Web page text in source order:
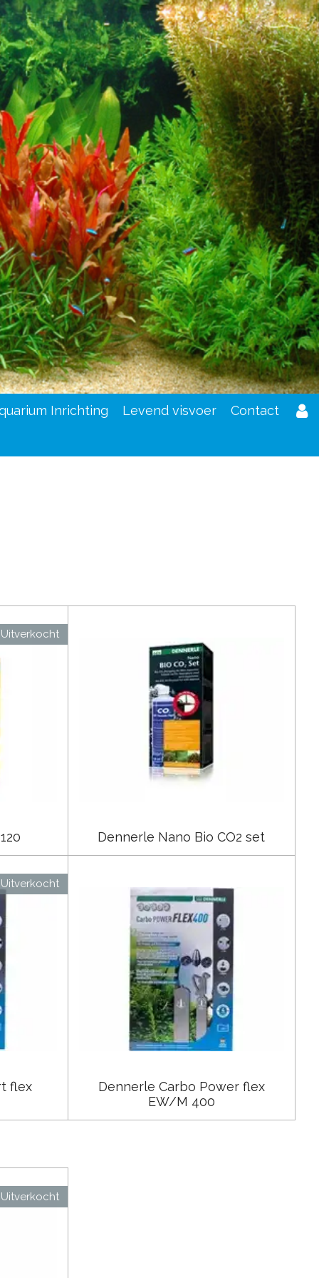
Inrichting Levend visvoer Contact
Uitverkocht
Dennerle Nano Bio CO2 set
Uitverkocht
flex
Dennerle Carbo Power flex
EW/M 400
Uitverkocht